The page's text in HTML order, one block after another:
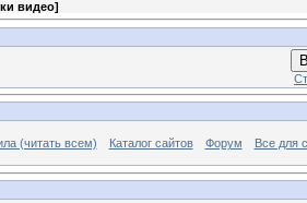
видео]
(читать всем) Каталог сайтов Форум Все для